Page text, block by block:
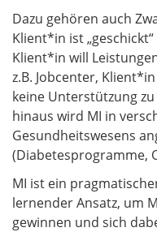
Dazu gehören auch
Klient*in ist
Klient*in will
z.B. Jobcenter,
keine Unterstützung
hinaus wird MI in
Gesundheitswesens
(Diabetesprogramme,
MI ist ein
lernender Ansatz, um
gewinnen und sich